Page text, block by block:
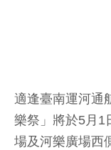
適逢臺南運河通
樂祭」將於5月1
場及河樂廣場西